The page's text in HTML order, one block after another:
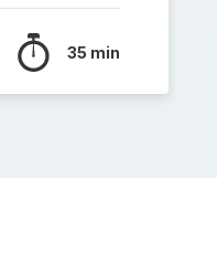
35 min